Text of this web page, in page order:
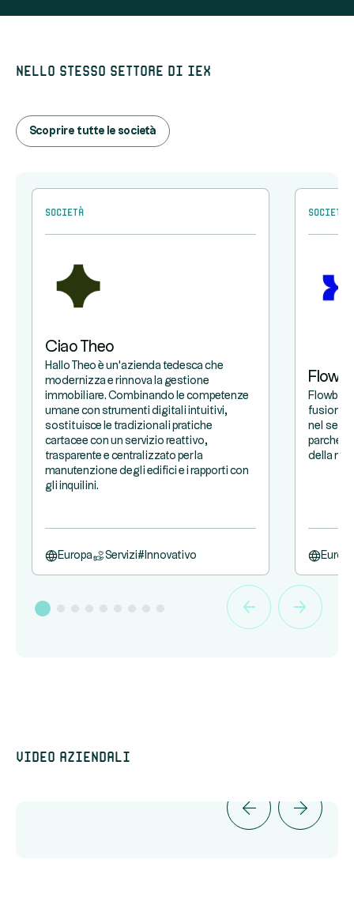
Nello stesso settore di IEX
Scoprire tutte le società
Società
Ciao Theo
Hallo Theo è un'azienda tedesca che
modernizza e rinnova la gestione
immobiliare. Combinando le competenze
umane con strumenti digitali intuitivi,
sostituisce le tradizionali pratiche
cartacee con un servizio reattivo,
trasparente e centralizzato per la
manutenzione degli edifici e i rapporti con
gli inquilini.
Europa Servizi# Innovativo
Società
Flowbird
fusione
nel
della
Video aziendali